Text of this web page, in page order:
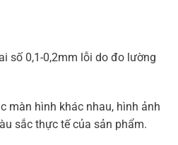
số 0,1-0,2mm lỗi do đo lường
màn hình khác nhau, hình ảnh
sắc thực tế của sản phẩm.